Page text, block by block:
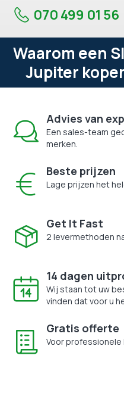
070 499 01 56
Waarom een
Jupiter
Advies van
Een sales-team
merken.
Beste prijzen
Lage prijzen het
Get It Fast
2 levermethoden
14 dagen
Wij staan tot uw
vinden dat voor u
Gratis offerte
Voor professionele